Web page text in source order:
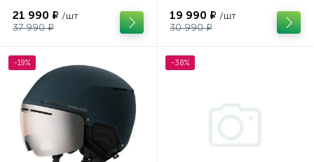
21 990 ₽ /шт
37 990 ₽
19 990 ₽ /шт
30 990 ₽
-19% -38%